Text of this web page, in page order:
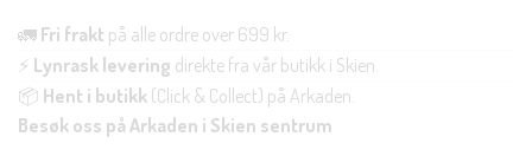
🚛 Fri frakt på alle ordre over 699 kr.
⚡ Lynrask levering direkte fra vår butikk i Skien.
📦 Hent i butikk (Click & Collect) på Arkaden.
Besøk oss på Arkaden i Skien sentrum